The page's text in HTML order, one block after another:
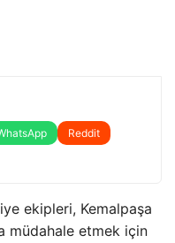
Reddit
ekipleri, Kemalpaşa
müdahale etmek için